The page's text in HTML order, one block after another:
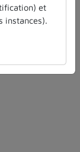
et
instances).